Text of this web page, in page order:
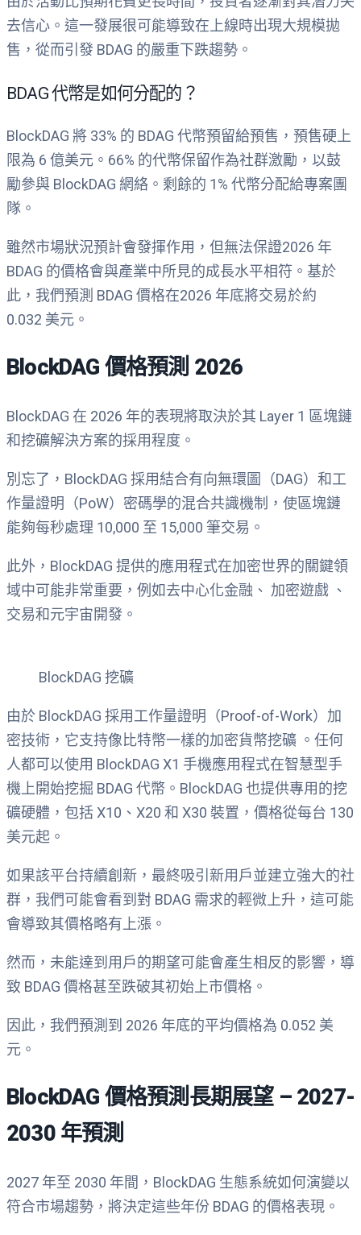
去信心。這一發展很可能導致在上線時出現大規模拋
售，從而引發 BDAG 的嚴重下跌趨勢。
BDAG 代幣是如何分配的？
BlockDAG 將 33% 的 BDAG 代幣預留給預售，預售硬上
限為 6 億美元。66% 的代幣保留作為社群激勵，以鼓
勵參與 BlockDAG 網絡。剩餘的 1% 代幣分配給專案團
隊。
雖然市場狀況預計會發揮作用，但無法保證2026 年
BDAG 的價格會與產業中所見的成長水平相符。基於
此，我們預測 BDAG 價格在2026 年底將交易於約
0.032 美元。
BlockDAG 價格預測 2026
BlockDAG 在 2026 年的表現將取決於其 Layer 1 區塊鏈
和挖礦解決方案的採用程度。
別忘了，BlockDAG 採用結合有向無環圖（DAG）和工
作量證明（PoW）密碼學的混合共識機制，使區塊鏈
能夠每秒處理 10,000 至 15,000 筆交易。
此外，BlockDAG 提供的應用程式在加密世界的關鍵領
域中可能非常重要，例如去中心化金融、 加密遊戲 、
交易和元宇宙開發。
BlockDAG 挖礦
由於 BlockDAG 採用工作量證明（Proof-of-Work）加
密技術，它支持像比特幣一樣的加密貨幣挖礦 。任何
人都可以使用 BlockDAG X1 手機應用程式在智慧型手
機上開始挖掘 BDAG 代幣。BlockDAG 也提供專用的挖
礦硬體，包括 X10、X20 和 X30 裝置，價格從每台 130
美元起。
如果該平台持續創新，最終吸引新用戶並建立強大的社
群，我們可能會看到對 BDAG 需求的輕微上升，這可能
會導致其價格略有上漲。
然而，未能達到用戶的期望可能會產生相反的影響，導
致 BDAG 價格甚至跌破其初始上市價格。
因此，我們預測到 2026 年底的平均價格為 0.052 美
元。
BlockDAG 價格預測長期展望 – 2027-
2030 年預測
2027 年至 2030 年間，BlockDAG 生態系統如何演變以
符合市場趨勢，將決定這些年份 BDAG 的價格表現。